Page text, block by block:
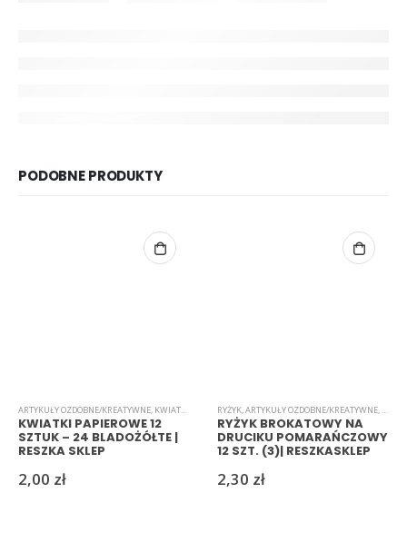
PODOBNE PRODUKTY
ARTYKUŁY OZDOBNE/KREATYWNE, KWIATKI PAPIEROWE
KWIATKI PAPIEROWE 12
SZTUK – 24 BLADOŻÓŁTE |
RESZKA SKLEP
2,00 zł
RYŻYK,ARTYKUŁY OZDOBNE/KREATYWNE,
RYŻYK BROKATOWY NA
DRUCIKU POMARAŃCZOWY
12 SZT. (3)| RESZKASKLEP
2,30 zł